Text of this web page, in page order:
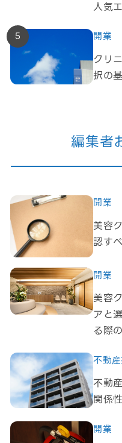
人気
開業
クリ
択の
編集者
開業
美容
認す
開業
美容
アと選び方 ～テナ
る際
不動
不動
関係
開業